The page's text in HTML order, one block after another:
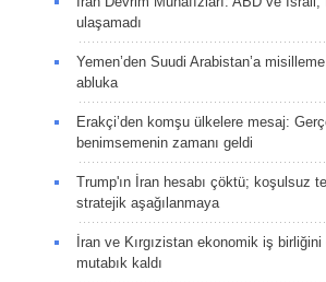
ulaşamadı
Yemen’den Suudi Arabistan’a
abluka
Erakçi’den komşu ülkelere mesaj:
benimsemenin zamanı geldi
Trump'ın İran hesabı çöktü; koşulsuz
stratejik aşağılanmaya
İran ve Kırgızistan ekonomik iş
mutabık kaldı